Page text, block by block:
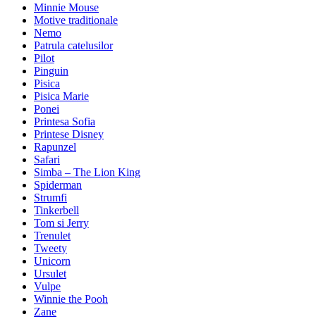
Minnie Mouse
Motive traditionale
Nemo
Patrula catelusilor
Pilot
Pinguin
Pisica
Pisica Marie
Ponei
Printesa Sofia
Printese Disney
Rapunzel
Safari
Simba – The Lion King
Spiderman
Strumfi
Tinkerbell
Tom si Jerry
Trenulet
Tweety
Unicorn
Ursulet
Vulpe
Winnie the Pooh
Zane